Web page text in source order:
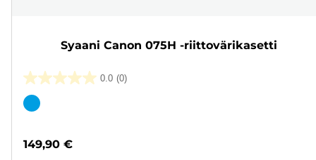
Syaani Canon 075H -riittovärikasetti
0.0 (0)
0.0/5
tähteä.
Värikasetti
149,90 €